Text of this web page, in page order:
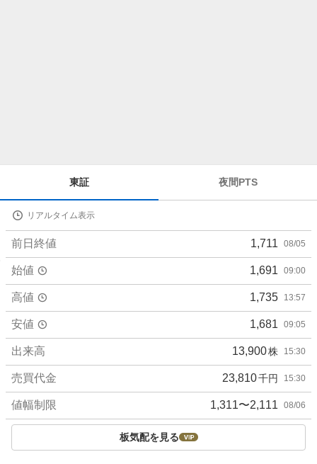
詳
値
東証 夜間PTS
リアルタイム表示
前日終値 1,711 08/05
始値 1,691 09:00
高値 1,735 13:57
安値 1,681 09:05
出来高 13,900株 15:30
売買代金 23,810千円 15:30
値幅制限 1,311〜2,111 08/06
板気配を見る